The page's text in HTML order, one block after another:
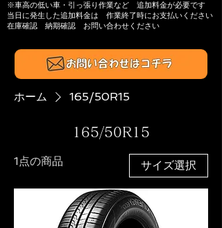
※​車高の低い車・引っ張り作業​など 追加料金が必要です
当日に発生した追加料金は 作業終了時にお支払いください
在庫確認 納期確認 お問い合わせください​
ホーム 165/50R15
165/50R15
1点の商品 サイズ選択